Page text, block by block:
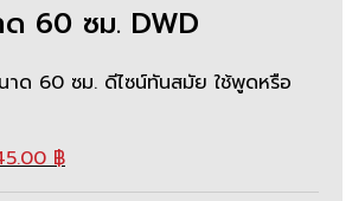
60 ซม. DWD
าด 60 ซม. ดีไซน์ทันสมัย ใช้พูดหรือ
฿Current
price